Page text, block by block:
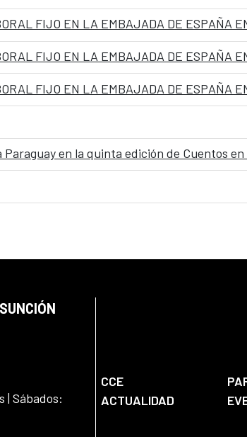
en la quinta edición de Cuentos en
| Sábados:
CCE
ACTUALIDAD